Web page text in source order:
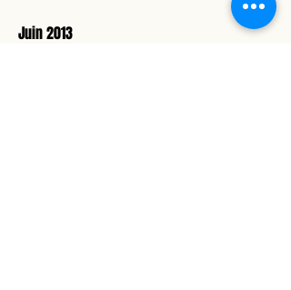
Juin 2013